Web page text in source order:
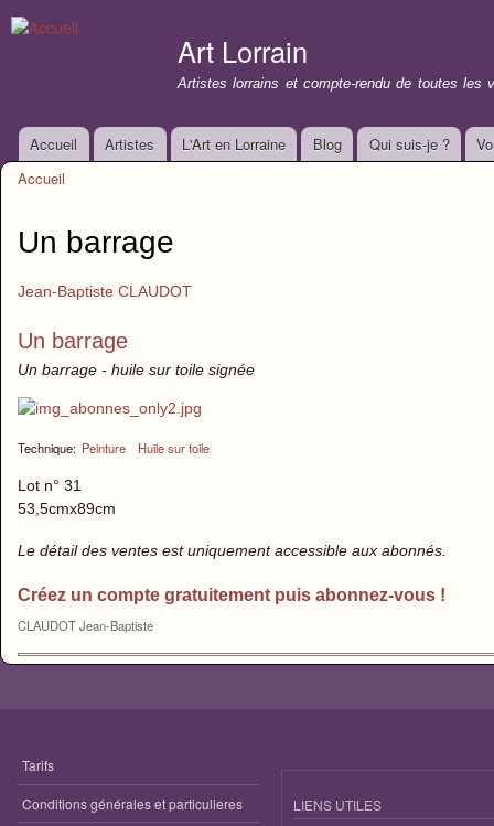
Art Lorrain
Artistes lorrains et compte-rendu de toutes les
Menu principal
Accueil Artistes L'Art en Lorraine Blog Qui suis-je ?
Accueil
Un barrage
Jean-Baptiste CLAUDOT
Un barrage
Un barrage - huile sur toile signée
Technique: Peinture Huile sur toile
Lot n° 31
53,5cmx89cm
Le détail des ventes est uniquement accessible aux abonnés.
Créez un compte gratuitement puis abonnez-vous !
CLAUDOT Jean-Baptiste
Tarifs
Conditions générales et particulieres
LIENS UTILES